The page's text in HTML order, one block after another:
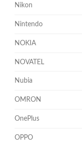
Nikon
Nintendo
NOKIA
NOVATEL
Nubia
OMRON
OnePlus
OPPO